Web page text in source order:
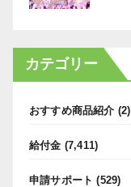
カテゴリー
おすすめ商品紹介 (2)
給付金 (7,411)
申請サポート (529)